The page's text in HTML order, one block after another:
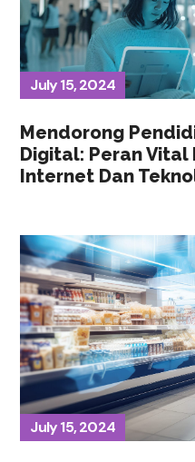
July 15, 2024
Mendorong
Digital: Peran
Internet Dan
July 15, 2024